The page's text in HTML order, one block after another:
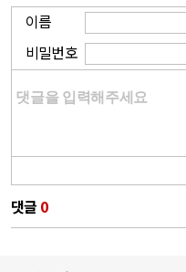
이름
비밀번호
댓글 0